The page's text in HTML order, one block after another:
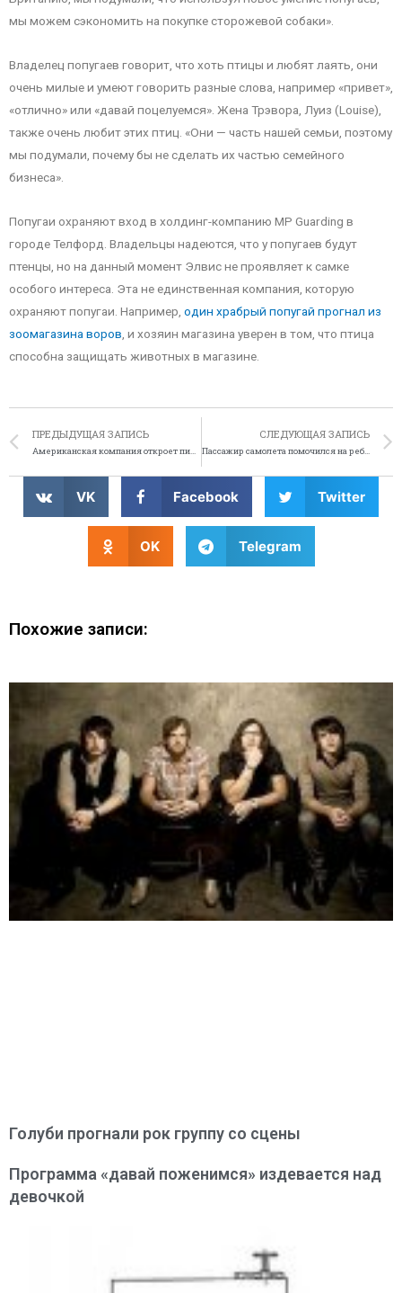
мы можем сэкономить на покупке сторожевой собаки».
Владелец попугаев говорит, что хоть птицы и любят лаять, они
очень милые и умеют говорить разные слова, например «привет»,
«отлично» или «давай поцелуемся». Жена Трэвора, Луиз (Louise),
также очень любит этих птиц. «Они — часть нашей семьи, поэтому
мы подумали, почему бы не сделать их частью семейного
бизнеса».
Попугаи охраняют вход в холдинг-компанию MP Guarding в
городе Телфорд. Владельцы надеются, что у попугаев будут
птенцы, но на данный момент Элвис не проявляет к самке
особого интереса. Эта не единственная компания, которую
охраняют попугаи. Например, один храбрый попугай прогнал из
зоомагазина воров , и хозяин магазина уверен в том, что птица
способна защищать животных в магазине.
ПРЕДЫДУЩАЯ ЗАПИСЬ
Американская компания откроет пиццерию на Луне
СЛЕДУЮЩАЯ ЗАПИСЬ
Пассажир самолета помочился на ребенка
VK Facebook Twitter
OK Telegram
Похожие записи:
Голуби прогнали рок группу со сцены
Программа «давай поженимся» издевается над
девочкой